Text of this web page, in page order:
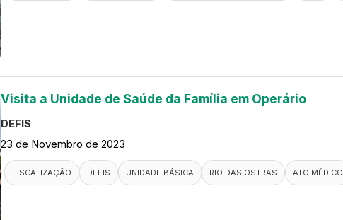
Visita a Unidade de Saúde da Família em Operário
DEFIS
23 de Novembro de 2023
FISCALIZAÇÃO DEFIS UNIDADE BÁSICA RIO DAS OSTRAS ATO MÉDICO